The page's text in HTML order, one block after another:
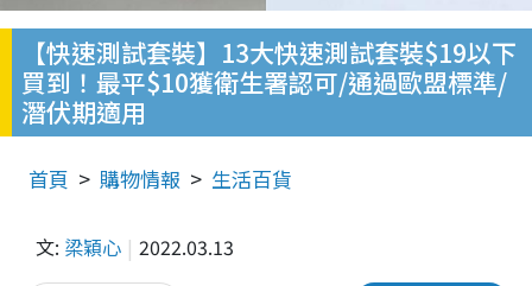
【快速測試套裝】13大快速測試套裝$19以下
買到！最平$10獲衛生署認可/通過歐盟標準/
潛伏期適用
首頁 購物情報 生活百貨
文: 梁穎心 2022.03.13